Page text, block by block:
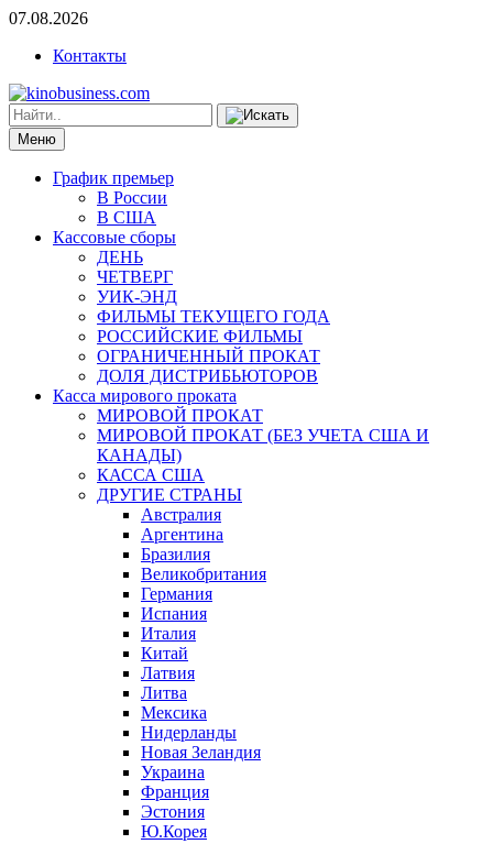
07.08.2026
Контакты
Меню
График премьер
В России
В США
Кассовые сборы
ДЕНЬ
ЧЕТВЕРГ
УИК-ЭНД
ФИЛЬМЫ ТЕКУЩЕГО ГОДА
РОССИЙСКИЕ ФИЛЬМЫ
ОГРАНИЧЕННЫЙ ПРОКАТ
ДОЛЯ ДИСТРИБЬЮТОРОВ
Касса мирового проката
МИРОВОЙ ПРОКАТ
МИРОВОЙ ПРОКАТ (БЕЗ УЧЕТА США И
КАНАДЫ)
КАССА США
ДРУГИЕ СТРАНЫ
Австралия
Аргентина
Бразилия
Великобритания
Германия
Испания
Италия
Китай
Латвия
Литва
Мексика
Нидерланды
Новая Зеландия
Украина
Франция
Эстония
Ю.Корея